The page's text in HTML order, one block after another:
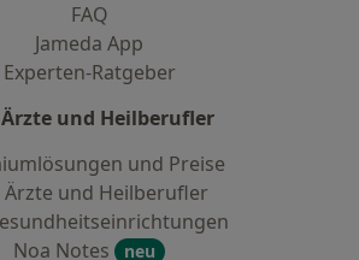
FAQ
Jameda App
Experten-Ratgeber
und Heilberufler
und Preise
Ärzte und Heilberufler
Noa Notes
neu